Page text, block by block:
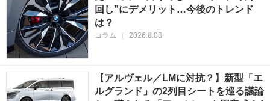
回し”にデメリット…今後のトレンド
は？
コラム 2026.8.08
【アルヴェル／LMに対抗？】新型「エ
ルグランド」の2列目シートを巡る議論